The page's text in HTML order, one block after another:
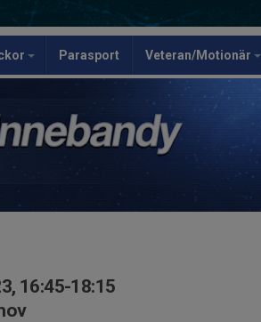
Parasport Veteran/Motionär
16:45-18:15